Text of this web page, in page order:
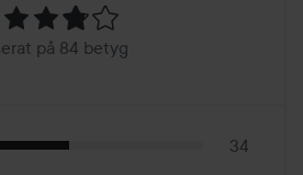
på 84 betyg
34